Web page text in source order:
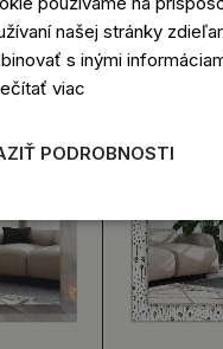
našej stránky
s inými
viac
PODROBNOSTI